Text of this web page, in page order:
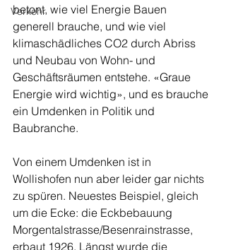
Verkehr
betont, wie viel Energie Bauen
generell brauche, und wie viel
klimaschädliches CO2 durch Abriss
und Neubau von Wohn- und
Geschäftsräumen entstehe. «Graue
Energie wird wichtig», und es brauche
ein Umdenken in Politik und
Baubranche.
Von einem Umdenken ist in
Wollishofen nun aber leider gar nichts
zu spüren. Neuestes Beispiel, gleich
um die Ecke: die Eckbebauung
Morgentalstrasse/Besenrainstrasse,
erbaut 1926. Längst wurde die